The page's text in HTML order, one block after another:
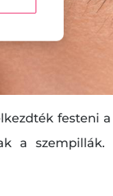
festeni
a